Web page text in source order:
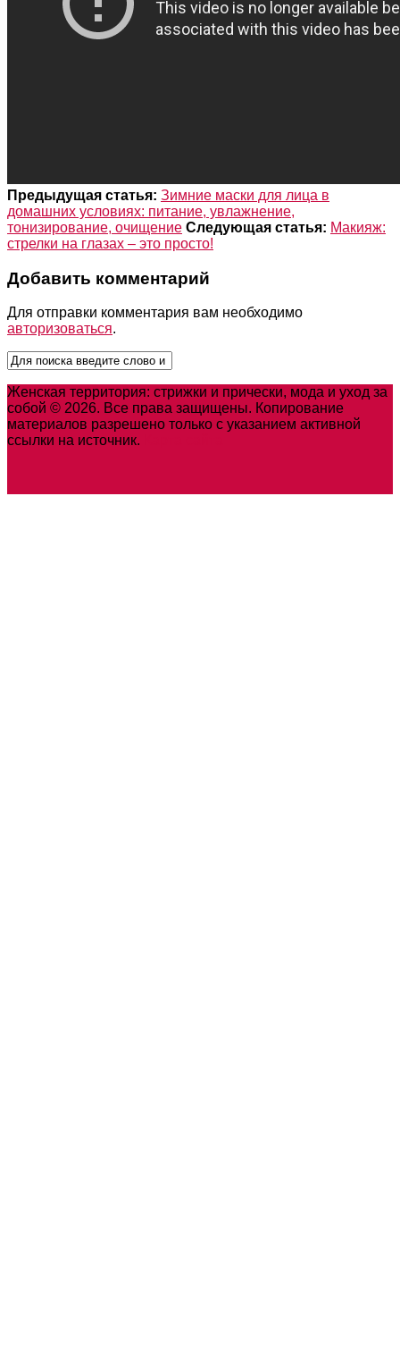
Предыдущая статья: Зимние маски для лица в
домашних условиях: питание, увлажнение,
тонизирование, очищение Следующая статья: Макияж:
стрелки на глазах – это просто!
Добавить комментарий
Для отправки комментария вам необходимо
авторизоваться.
Женская территория: стрижки и прически, мода и уход за
собой © 2026. Все права защищены. Копирование
материалов разрешено только с указанием активной
ссылки на источник.